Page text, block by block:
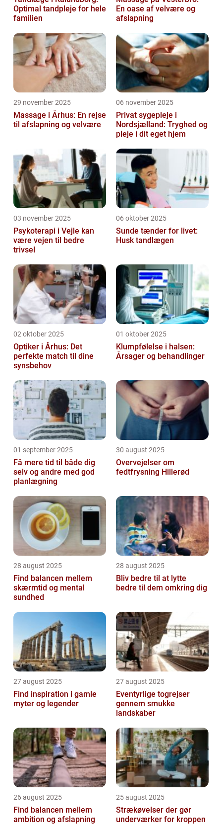
Optimal tandpleje for hele
familien
En oase af velvære og
afslapning
29 november 2025
Massage i Århus: En rejse
til afslapning og velvære
06 november 2025
Privat sygepleje i
Nordsjælland: Tryghed og
pleje i dit eget hjem
03 november 2025
Psykoterapi i Vejle kan
være vejen til bedre
trivsel
06 oktober 2025
Sunde tænder for livet:
Husk tandlægen
02 oktober 2025
Optiker i Århus: Det
perfekte match til dine
synsbehov
01 oktober 2025
Klumpfølelse i halsen:
Årsager og behandlinger
01 september 2025
Få mere tid til både dig
selv og andre med god
planlægning
30 august 2025
Overvejelser om
fedtfrysning Hillerød
28 august 2025
Find balancen mellem
skærmtid og mental
sundhed
28 august 2025
Bliv bedre til at lytte
bedre til dem omkring dig
27 august 2025
Find inspiration i gamle
myter og legender
27 august 2025
Eventyrlige togrejser
gennem smukke
landskaber
26 august 2025
Find balancen mellem
ambition og afslapning
25 august 2025
Strækøvelser der gør
underværker for kroppen